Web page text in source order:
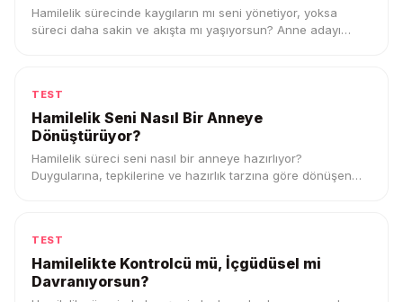
Hamilelik sürecinde kaygıların mı seni yönetiyor, yoksa
süreci daha sakin ve akışta mı yaşıyorsun? Anne adayı
TEST
Hamilelik Seni Nasıl Bir Anneye
Dönüştürüyor?
Hamilelik süreci seni nasıl bir anneye hazırlıyor?
Duygularına, tepkilerine ve hazırlık tarzına göre dönüşen
TEST
Hamilelikte Kontrolcü mü, İçgüdüsel mi
Davranıyorsun?